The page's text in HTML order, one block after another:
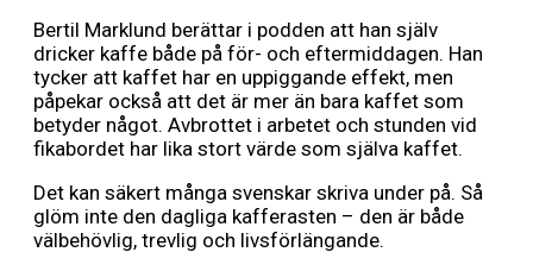
Bertil Marklund berättar i podden att han själv
dricker kaffe både på för- och eftermiddagen. Han
tycker att kaffet har en uppiggande effekt, men
påpekar också att det är mer än bara kaffet som
betyder något. Avbrottet i arbetet och stunden vid
fikabordet har lika stort värde som själva kaffet.
Det kan säkert många svenskar skriva under på. Så
glöm inte den dagliga kafferasten – den är både
välbehövlig, trevlig och livsförlängande.